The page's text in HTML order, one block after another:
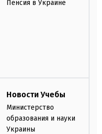
Пенсия в Украине
Новости Учебы
Министерство
образования и науки
Украины